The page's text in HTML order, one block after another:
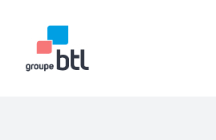
contenu